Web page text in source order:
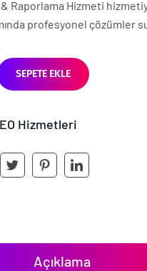
& Raporlama Hizmeti
profesyonel çözümler
SEPETE EKLE
Hizmetleri
Açıklama